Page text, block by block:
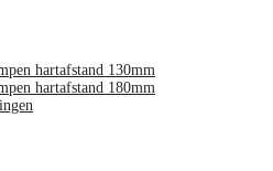
hartafstand 130mm
hartafstand 180mm